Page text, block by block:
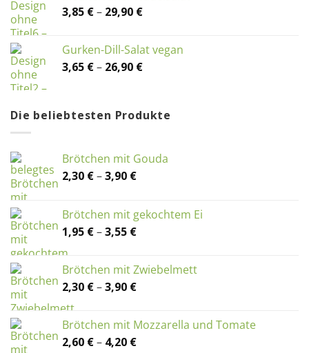
3,85 €– 29,90 €Preisspanne:
29,90 €
Gurken-Dill-Salat vegan
3,65 €– 26,90 €Preisspanne:
26,90 €
Die beliebtesten Produkte
Brötchen mit Gouda
2,30 €–3,90 €Preisspanne:
3,90 €
Brötchen mit gekochtem Ei
1,95 €–3,55 €Preisspanne:
3,55 €
Brötchen mit Zwiebelmett
2,30 €–3,90 €Preisspanne:
3,90 €
Brötchen mit Mozzarella und Tomate
2,60 €– 4,20 €Preisspanne: